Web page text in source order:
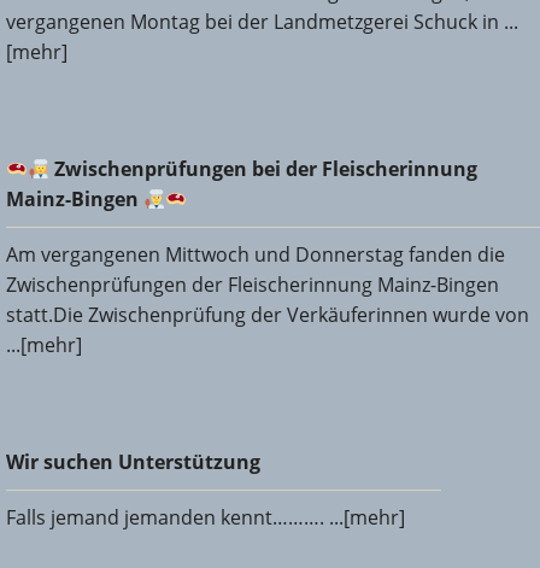
vergangenen Montag bei der Landmetzgerei Schuck in ...
[mehr]
Zwischenprüfungen bei der Fleischerinnung Mainz-
Bingen
Zwischenprüfungen bei der Fleischerinnung
Mainz-Bingen
Am vergangenen Mittwoch und Donnerstag fanden die
Zwischenprüfungen der Fleischerinnung Mainz-Bingen
statt.Die Zwischenprüfung der Verkäuferinnen wurde von
...[mehr]
Wir suchen Unterstützung
Wir suchen Unterstützung
Falls jemand jemanden kennt………. ...[mehr]